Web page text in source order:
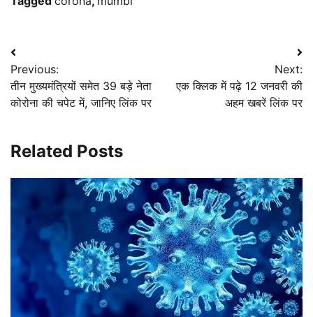
Post
navigation
Previous:
तीन मुख्यमंत्रियों समेत 39 बड़े नेता
कोरोना की चपेट में, जानिए लिंक पर
Next:
एक क्लिक में पढ़े 12 जनवरी की
अहम खबरें लिंक पर
Related Posts